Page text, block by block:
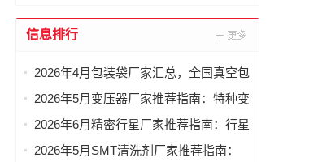
信息排行
2026年4月包装袋厂家汇总，全国真空包
装袋，密封包装袋，凹版包装袋，相机
南
2026年5月变压器厂家推荐指南：特种变
压器，单相变压器，低压变压器，定制
2026年6月精密行星厂家推荐指南：行星
精密减速机，精密行星减速机，伺服精
2026年5月SMT清洗剂厂家推荐指南：